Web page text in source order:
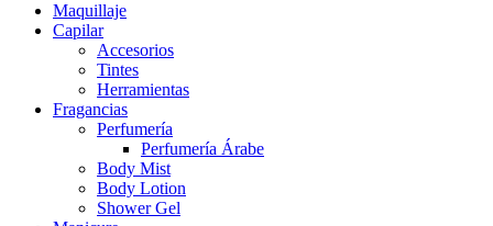
Maquillaje
Capilar
Accesorios
Tintes
Herramientas
Fragancias
Perfumería
Perfumería Árabe
Body Mist
Body Lotion
Shower Gel